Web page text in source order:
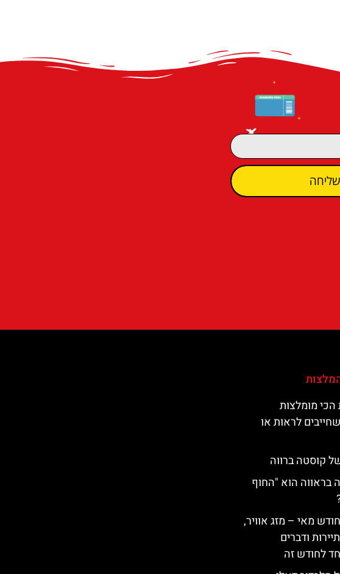
שליחה
הכי מומלצות
לראות או
קוסטה ברווה
הוא "החוף
מאי – מזג אוויר,
ודברים
לחודש זה